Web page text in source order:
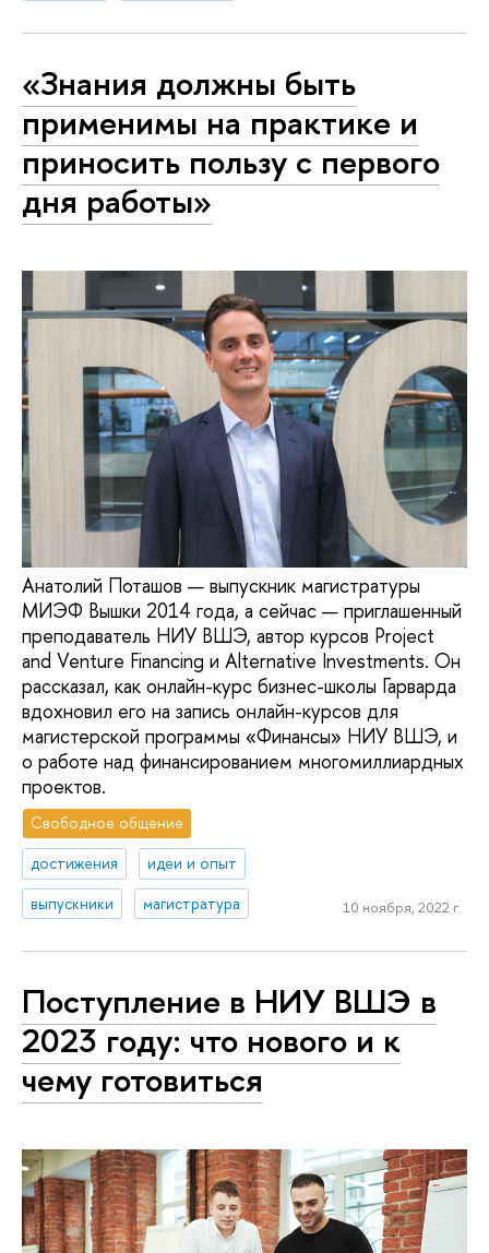
«Знания должны быть
применимы на практике и
приносить пользу с первого
дня работы»
Анатолий Поташов — выпускник магистратуры
МИЭФ Вышки 2014 года, а сейчас — приглашенный
преподаватель НИУ ВШЭ, автор курсов Project
and Venture Financing и Alternative Investments. Он
рассказал, как онлайн-курс бизнес-школы Гарварда
вдохновил его на запись онлайн-курсов для
магистерской программы «Финансы» НИУ ВШЭ, и
о работе над финансированием многомиллиардных
проектов.
Свободное общение
достижения
идеи и опыт
выпускники
магистратура 10 ноября, 2022 г.
Поступление в НИУ ВШЭ в
2023 году: что нового и к
чему готовиться